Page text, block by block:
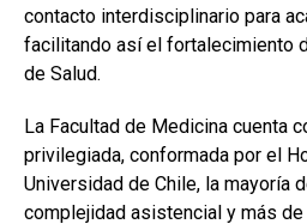
contacto interdisciplinario para
facilitando así el fortalecimiento
de Salud.
La Facultad de Medicina cuenta
privilegiada, conformada por el
Universidad de Chile, la mayoría
complejidad asistencial y más